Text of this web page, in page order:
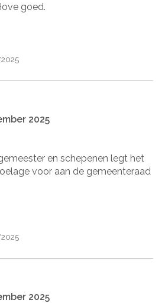
goed.
2025
en schepenen legt het
voor aan de gemeenteraad
2025